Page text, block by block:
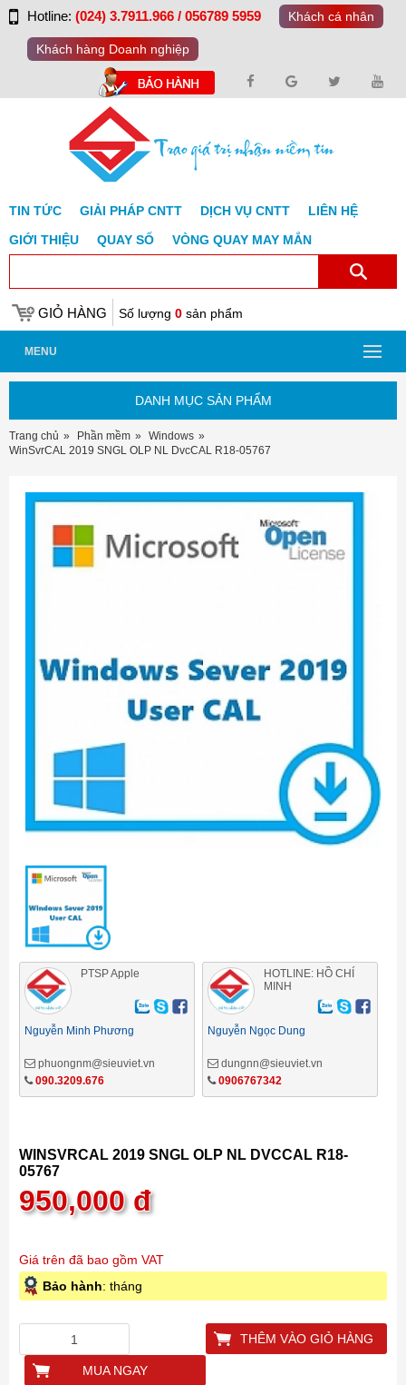
Hotline: (024) 3.7911.966 / 056789 5959 Khách cá nhân
Khách hàng Doanh nghiệp
TIN TỨC GIẢI PHÁP CNTT DỊCH VỤ CNTT
LIÊN HỆ
GIỚI THIỆU
QUAY SỐ VÒNG QUAY MAY MẮN
GIỎ HÀNG Số lượng 0 sản phẩm
MENU
DANH MỤC SẢN PHẨM
Trang chủ Phần mềm
Windows
WinSvrCAL 2019 SNGL OLP NL DvcCAL R18-05767
PTSP Apple
Nguyễn Minh Phương
phuongnm@sieuviet.vn
090.3209.676
HOTLINE: HỒ CHÍ
MINH
Nguyễn Ngọc Dung
dungnn@sieuviet.vn
0906767342
WINSVRCAL 2019 SNGL OLP NL DVCCAL R18-
05767
950,000đ
Giá trên đã bao gồm VAT
Bảo hành: tháng
THÊM VÀO GIỎ HÀNG
MUA NGAY